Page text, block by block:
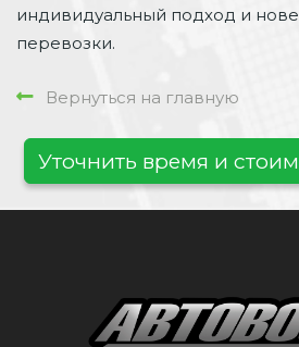
индивидуальный подход и
перевозки.
Вернуться на главную
Уточнить время и